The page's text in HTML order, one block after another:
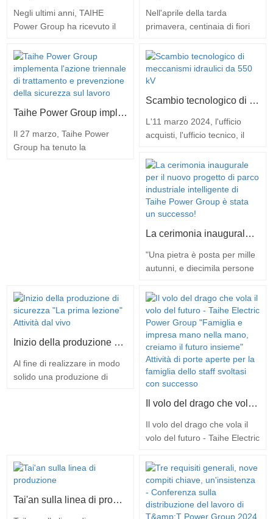
Negli ultimi anni, TAIHE
Power Group ha ricevuto il
da numerose aziende del
settore energetico per
l'eccellente qualità dei
prodotti, il perfetto sistema di
servizio e la forte forza del
marchio. Questa non è solo
l'affermazione dei nostri
sforzi passati, ma anche l…
Nell'aprile della tarda
primavera, centinaia di fiori
riprende. Taihe Power Group
continua a sostenere
l'intenzione originale, con
servizio efficiente, non
fermarsi, non fermarsi e
lavorare insieme per creare
Taihe Power Group implementa l'azione triennale di trattamento e prevenzione della sicurezza sul lavoro
Il 27 marzo, Taihe Power
Group ha tenuto la
Scambio tecnologico di meccanismi idraulici da 550 kV
L'11 marzo 2024, l'ufficio
acquisti, l'ufficio tecnico, il
sviluppo, il dipartimento di
ispezione qualità e il
dipartimento di processo del
gruppo Chint Electric hanno
visitato il gruppo Taihe
Electric Power per un
da 550 kV, accompagnato da
Zhang…
La cerimonia inaugurale per il nuovo progetto di parco industriale intelligente di Taihe Power Group è stata un successo!
"Una pietra è posta per mille
autunni, e diecimila persone
lavoro". Il 26 febbraio 2024 si
è tenuta con successo la
cerimonia di posa della prima
pietra del nuovo progetto di
parco industriale intelligente
del Taihe Electric Power
Group, che ha anche
partecipato al primo…
Inizio della produzione di sicurezza "La prima lezione" Attività dal vivo
Al fine di realizzare in modo
solido una produzione di
provinciale di emergenza,
dall'Ufficio di risposta alle
emergenze…
Il volo del drago che vola il volo del futuro - Taihe Electric Power Group "Famiglia e impresa mano nella mano, creiamo il futuro insieme" Attività di porte aperte per la famiglia dello staff svoltasi con successo
Il volo del drago che vola il
volo del futuro - Taihe Electric
impresa mano nella mano,
creiamo il futuro insieme"
Attività di porte aperte per la
famiglia dello staff svoltasi
Tai'an sulla linea di produzione